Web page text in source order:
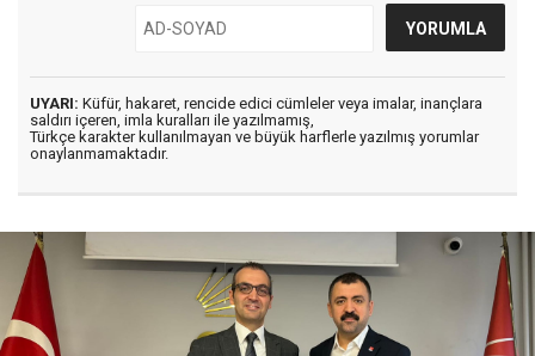
UYARI: Küfür, hakaret, rencide edici cümleler veya imalar, inançlara
saldırı içeren, imla kuralları ile yazılmamış,
Türkçe karakter kullanılmayan ve büyük harflerle yazılmış yorumlar
onaylanmamaktadır.